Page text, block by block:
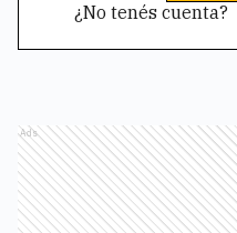
¿No tenés cuenta?
Ads